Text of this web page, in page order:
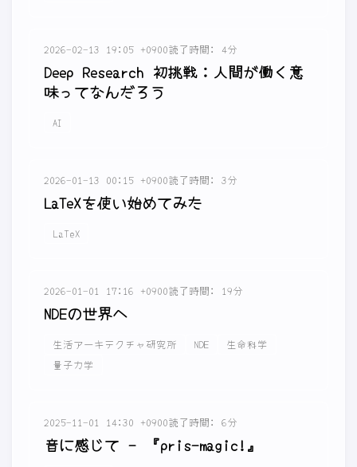
2026-02-13 19:05 +0900読了時間: 4分
Deep Research 初挑戦：人間が働く意
味ってなんだろう
AI
2026-01-13 00:15 +0900読了時間: 3分
LaTeXを使い始めてみた
LaTeX
2026-01-01 17:16 +0900読了時間: 19分
NDEの世界へ
生活アーキテクチャ研究所 NDE
生命科学
量子力学
2025-11-01 14:30 +0900読了時間: 6分
音に感じて - 『pris-magic!』